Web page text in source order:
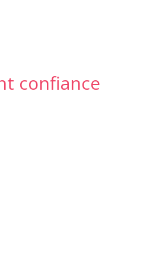
confiance